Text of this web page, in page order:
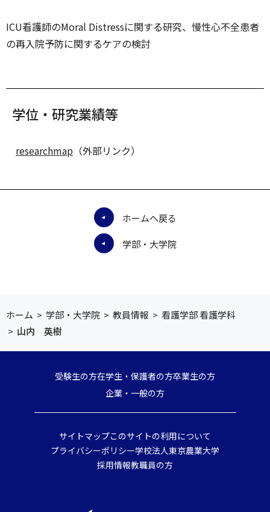
ICU看護師のMoral Distressに関する研究、慢性心不全患者
の再入院予防に関するケアの検討
学位・研究業績等
researchmap （外部リンク）
学部・大学院
ホームへ戻る
ホーム > 学部・大学院 > 教員情報 > 看護学部 看護学科
> 山内 英樹
受験生の方在学生・保護者の方卒業生の方
企業・一般の方
サイトマップこのサイトの利用について
プライバシーポリシー学校法人東京農業大学
採用情報教職員の方